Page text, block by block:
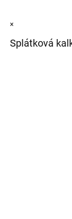
×
Splátková